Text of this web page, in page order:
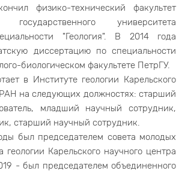
физико-технический факультет
государственного университета
"Геология". В 2014 года
диссертацию по специальности
биологическом факультете ПетрГУ.
в Институте геологии Карельского
на следующих должностях: старший
младший научный сотрудник,
старший научный сотрудник.
был председателем совета молодых
геологии Карельского научного центра
- был председателем объединенного